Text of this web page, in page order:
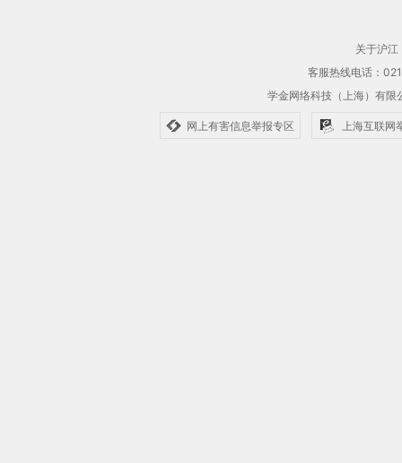
关于沪江
客服热线电话：
学金网络科技（上海）有
网上有害信息举报专区 上海互联网